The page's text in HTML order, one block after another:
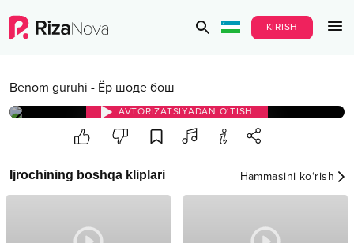
KIRISH
Benom guruhi - Ёр шоде бош
AVTORIZATSIYADAN O‘TISH
Ijrochining boshqa kliplari Hammasini ko‘rish